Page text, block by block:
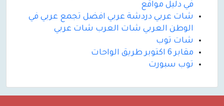
في دليل مواقع
شات عربي دردشة عربي افضل تجمع عربي في
الوطن العربي شات العرب شات عربي
شات توب
مقابر 6 اكتوبر طريق الواحات
توب سبورت